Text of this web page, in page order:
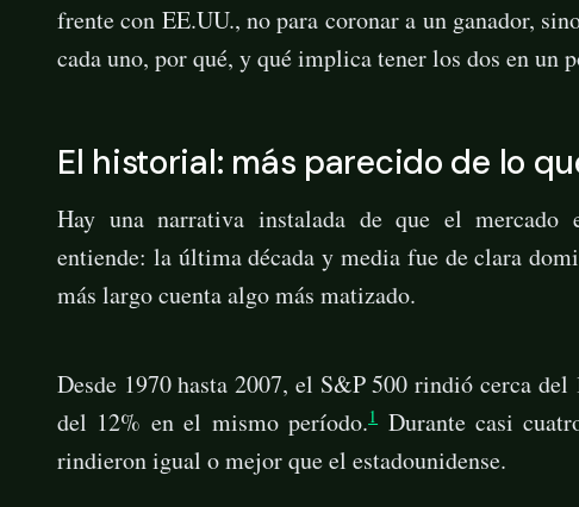
frente con EE.UU., no para coronar a un ganador,
cada uno, por qué, y qué implica tener los dos en un
El historial: más parecido de lo
Hay una narrativa instalada de que el mercado
entiende: la última década y media fue de clara
más largo cuenta algo más matizado.
Desde 1970 hasta 2007, el S&P 500 rindió cerca
del 12% en el mismo período.1 Durante casi
rindieron igual o mejor que el estadounidense.